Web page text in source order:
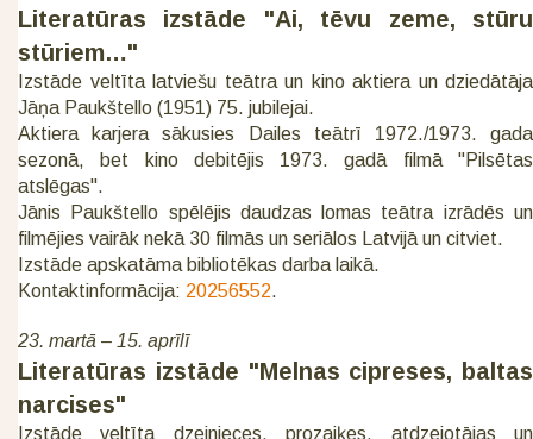
Literatūras izstāde "Ai, tēvu zeme, stūru
stūriem…"
Izstāde veltīta latviešu teātra un kino aktiera un dziedātāja
Jāņa Paukštello (1951) 75. jubilejai.
Aktiera karjera sākusies Dailes teātrī 1972./1973. gada
sezonā, bet kino debitējis 1973. gadā filmā "Pilsētas
atslēgas".
Jānis Paukštello spēlējis daudzas lomas teātra izrādēs un
filmējies vairāk nekā 30 filmās un seriālos Latvijā un citviet.
Izstāde apskatāma bibliotēkas darba laikā.
Kontaktinformācija: 20256552.
23. martā – 15. aprīlī
Literatūras izstāde "Melnas cipreses, baltas
narcises"
Izstāde veltīta dzejnieces, prozaiķes, atdzejotājas un